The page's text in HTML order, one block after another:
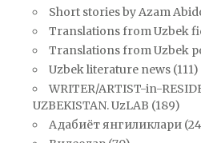
Short stories by Azam
Translations from Uzbek
Translations from Uzbek
Uzbek literature news(111)
WRITER/ARTIST-in-
UZBEKISTAN. UzLAB (189)
Адабиёт янгиликлари